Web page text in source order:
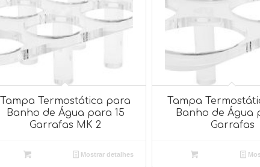
Tampa Termostática para
Banho de Água para 15
Garrafas MK 2
Mostrar detalhes
Tampa
Banho de Água
Garrafas